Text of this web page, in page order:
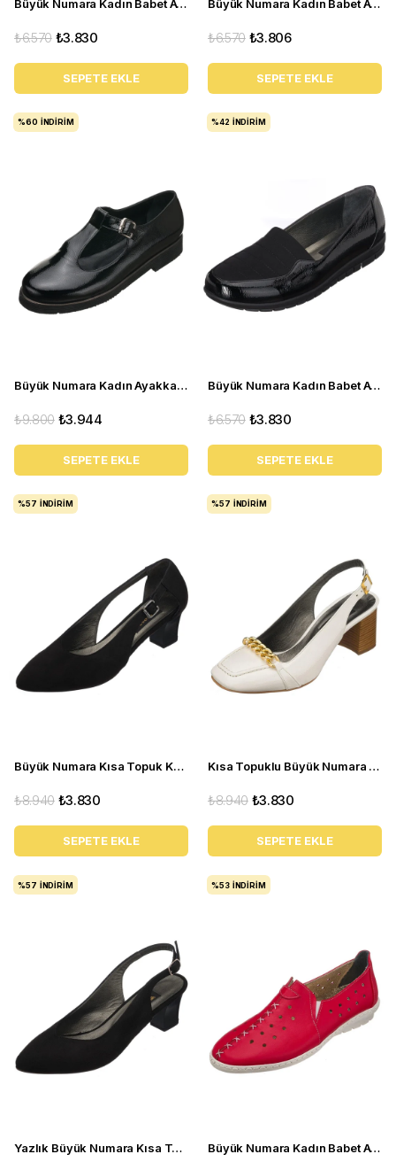
Büyük Numara Kadın Babet Ayakkabı N0609 Beyaz
₺3.830
₺6.570
SEPETE EKLE
Büyük Numara Kadın Babet Ayakkabı 1146-2 Bordo
₺3.806
₺6.570
SEPETE EKLE
Büyük Numara Kadın Ayakkabı Babet MYG2002 siyah R
₺3.944
₺9.800
SEPETE EKLE
%60 İNDIRIM
Büyük Numara Kadın Babet Ayakkabı DRL1123 Siyah
₺3.830
₺6.570
SEPETE EKLE
%42 İNDIRIM
Büyük Numara Kısa Topuk Kadın Ayakkabı LTF00121 Siyah
₺3.830
₺8.940
SEPETE EKLE
%57 İNDIRIM
Kısa Topuklu Büyük Numara Kadın Stiletto LTF00161 Beyaz
₺3.830
₺8.940
SEPETE EKLE
%57 İNDIRIM
Yazlık Büyük Numara Kısa Topuk Kadın Ayakkabı LTF00131 Siyah
%57 İNDIRIM
Büyük Numara Kadın Babet Ayakkabı PR 2211 Kırmızı
%53 İNDIRIM